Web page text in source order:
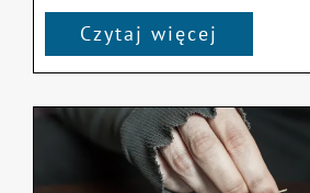
Czytaj więcej